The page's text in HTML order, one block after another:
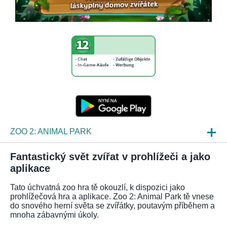
ZOO 2: ANIMAL PARK
NOVINKY
NÁHLEDY HER
ČKO
Fantastický svět zvířat v prohlížeči a jako
aplikace
Tato úchvatná zoo hra tě okouzlí, k dispozici jako
prohlížečová hra a aplikace. Zoo 2: Animal Park tě vnese
do snového herní světa se zvířátky, poutavým příběhem a
mnoha zábavnými úkoly.